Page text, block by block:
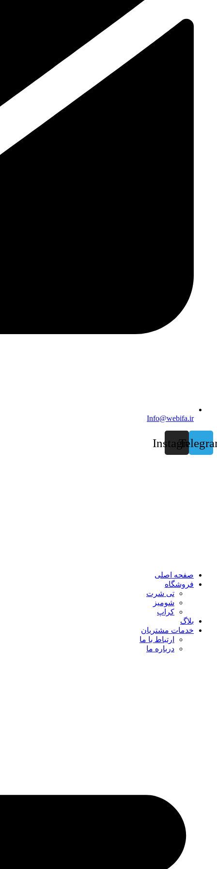
Info@webifa.ir
Instagram
صفحه اصلی
فروشگاه
تی شرت
شومیز
کراپ
بلاگ
خدمات مشتریان
ارتباط با ما
درباره ما